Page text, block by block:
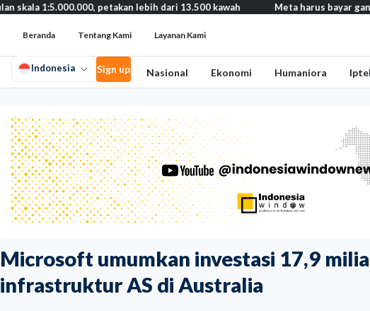
Microsoft umumkan investasi 17,9
infrastruktur AS di Australia
petakan lebih dari 13.500 kawah Meta harus bayar ganti rugi
Beranda Tentang Kami Layanan Kami
Indonesia Sign up Nasional Ekonomi Humaniora